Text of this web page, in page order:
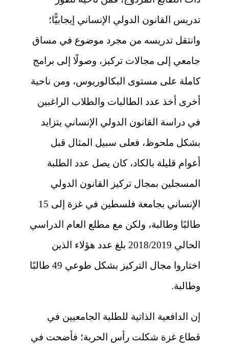
تدريس القانون الدولي الإنساني إيجابيًّا؛
وانتقل تدريسه من مجرد موضوع في مساق
جامعي إلى مجالات تركيز، وصولًا إلى برامج
كاملة على مستوى البكالوريوس، ومن ناحية
أخرى أخذ عدد الطالبات والطلاب الراغبين
في دراسة القانون الدولي الإنساني يتزايد
بشكل ملحوظ، فعلى سبيل المثال قبل
أعوام قليلة بالكاد، كان يصل عدد الطلبة
المسجلين بمجال تركيز القانون الدولي
الإنساني بجامعة فلسطين في غزة إلى 15
طالبًا وطالبة، ولكن مع مطلع العام الدراسي
الحالي 2018/2019 بلغ عدد هؤلاء الذين
اختاروا مجال التركيز بشكل طوعي 49 طالبًا
وطالبة.
إن الدافعية الذاتية للطلبة الجامعيين في
قطاع غزة شكلت رأس الحربة؛ فأضحت في